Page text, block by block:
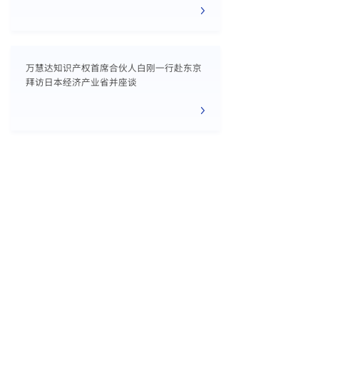
万慧达知识产权首席合伙人白刚一行赴东京
拜访日本经济产业省并座谈